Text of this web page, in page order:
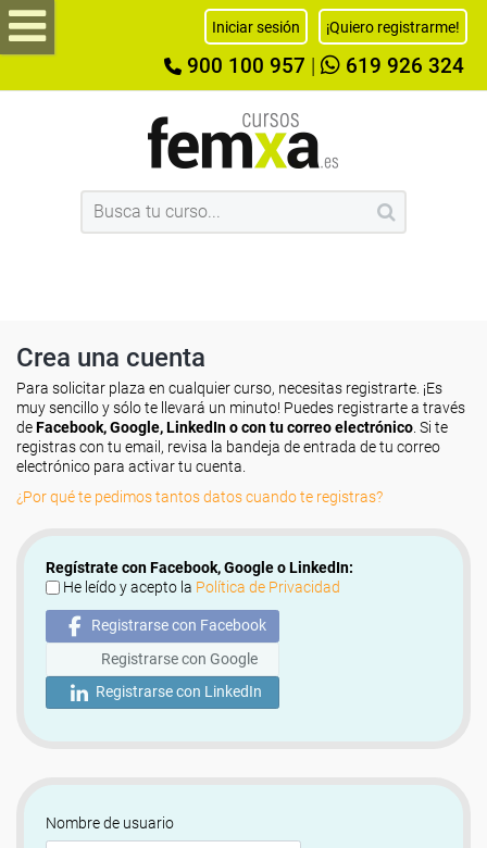
Iniciar sesión ¡Quiero registrarme!
900 100 957 619 926 324
Crea una cuenta
Para solicitar plaza en cualquier curso, necesitas registrarte. ¡Es
muy sencillo y sólo te llevará un minuto! Puedes registrarte a través
deFacebook, Google, LinkedIn o con tu correo electrónico . Si te
registras con tu email, revisa la bandeja de entrada de tu correo
electrónico para activar tu cuenta.
¿Por qué te pedimos tantos datos cuando te registras?
Regístrate con Facebook, Google o LinkedIn:
He leído y acepto la Política de Privacidad
Registrarse con Facebook
Registrarse con Google
Registrarse con LinkedIn
Nombre de usuario